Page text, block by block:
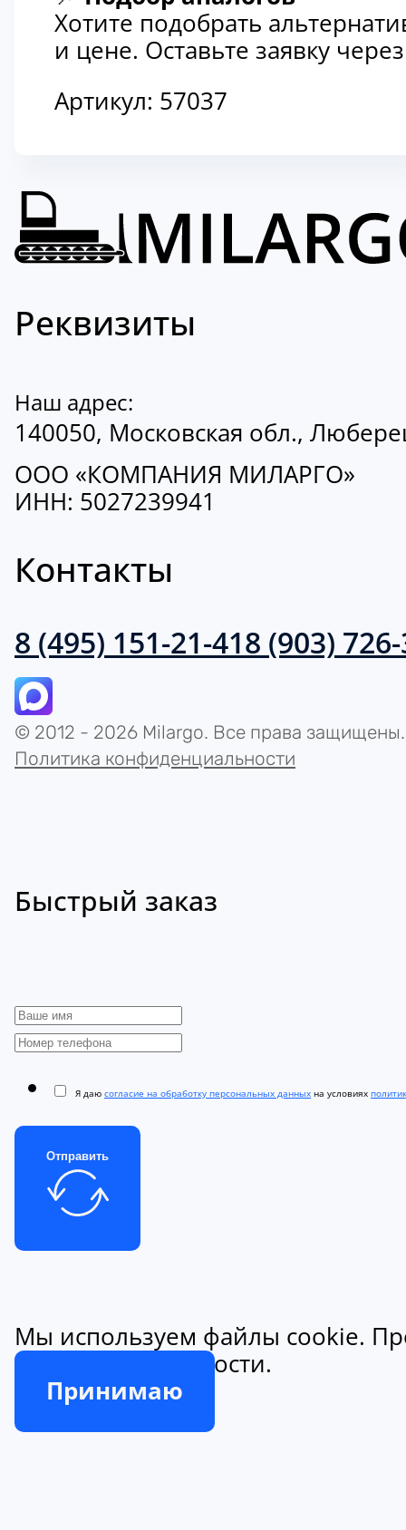
Хотите подобрать
и цене. Оставьте заявку
Артикул: 57037
Реквизиты
Наш адрес:
140050, Московская обл.,
ООО «КОМПАНИЯ МИЛАРГО»
ИНН: 5027239941
Контакты
8 (495) 151-21-418 (903)
© 2012 - 2026 Milargo. Все права защищены.
Политика конфиденциальности
Быстрый заказ
Я даю согласие на обработку персональных данных на условиях
Отправить
Мы используем файлы cookie.
конфиденциальности.
Принимаю